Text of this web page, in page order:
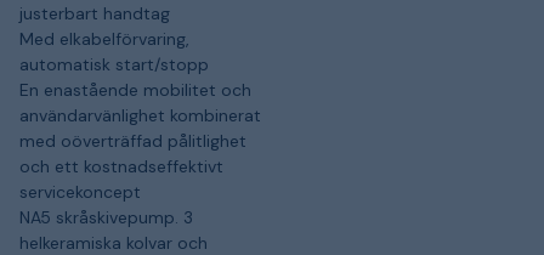
justerbart handtag
Med elkabelförvaring,
automatisk start/stopp
En enastående mobilitet och
användarvänlighet kombinerat
med oöverträffad pålitlighet
och ett kostnadseffektivt
servicekoncept
NA5 skråskivepump. 3
helkeramiska kolvar och